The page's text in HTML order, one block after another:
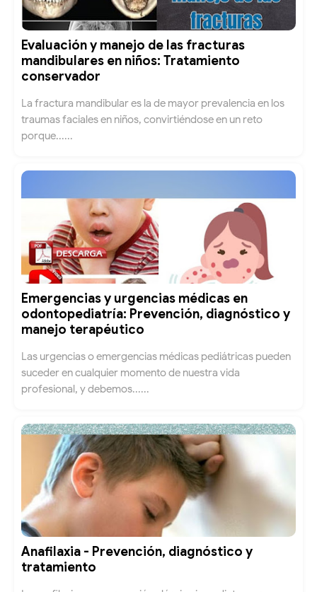
Evaluación y manejo de las fracturas
mandibulares en niños: Tratamiento
conservador
La fractura mandibular es la de mayor prevalencia en los
traumas faciales en niños, convirtiéndose en un reto
porque......
Emergencias y urgencias médicas en
odontopediatría: Prevención, diagnóstico y
manejo terapéutico
Las urgencias o emergencias médicas pediátricas pueden
suceder en cualquier momento de nuestra vida
profesional, y debemos......
Anafilaxia - Prevención, diagnóstico y
tratamiento